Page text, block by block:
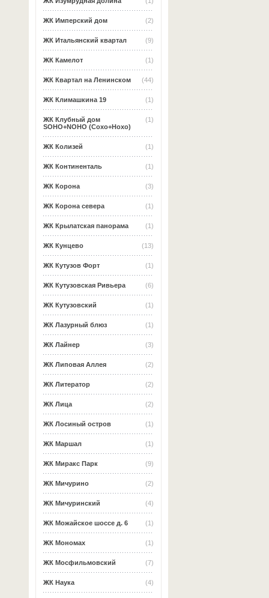
(2)
ЖК Имперский дом
(9)
ЖК Итальянский квартал
(1)
ЖК Камелот
(44)
ЖК Квартал на Ленинском
(1)
ЖК Климашкина 19
(1)
ЖК Клубный дом
SOHO+NOHO (Сохо+Нохо)
(1)
ЖК Колизей
(1)
ЖК Континенталь
(3)
ЖК Корона
(1)
ЖК Корона севера
(1)
ЖК Крылатская панорама
(13)
ЖК Кунцево
(1)
ЖК Кутузов Форт
(6)
ЖК Кутузовская Ривьера
(1)
ЖК Кутузовский
(1)
ЖК Лазурный блюз
(3)
ЖК Лайнер
(2)
ЖК Липовая Аллея
(2)
ЖК Литератор
(2)
ЖК Лица
(1)
ЖК Лосиный остров
(1)
ЖК Маршал
(9)
ЖК Миракс Парк
(2)
ЖК Мичурино
(4)
ЖК Мичуринский
(1)
ЖК Можайское шоссе д. 6
(1)
ЖК Мономах
(7)
ЖК Мосфильмовский
(4)
ЖК Наука